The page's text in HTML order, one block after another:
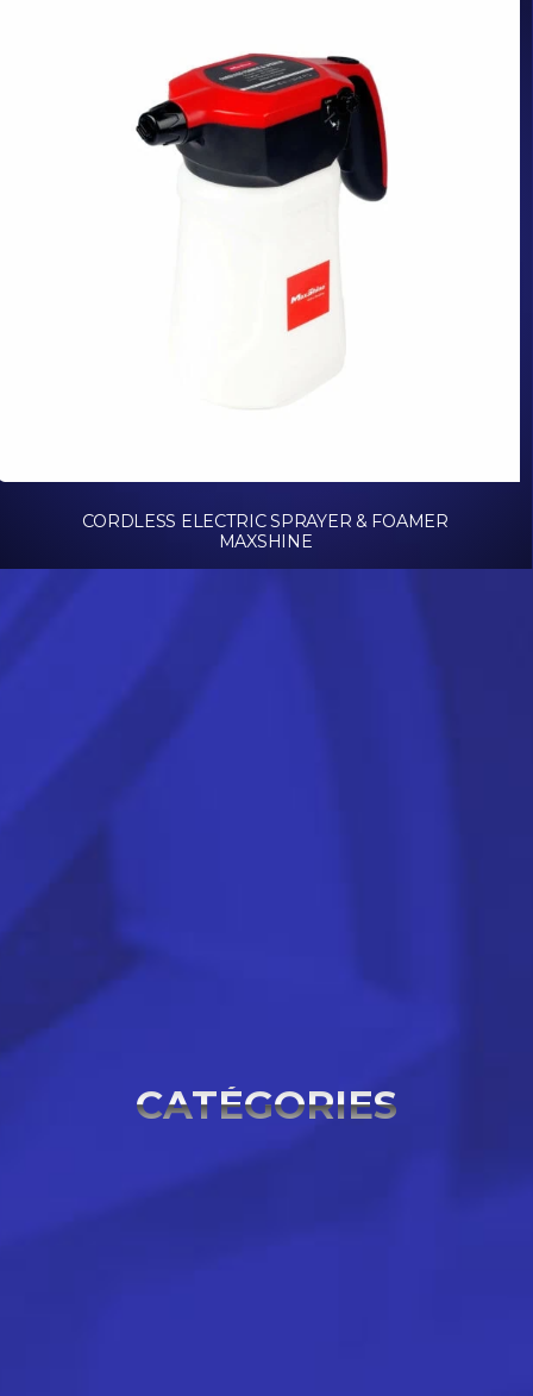
CORDLESS ELECTRIC SPRAYER & FOAMER
MAXSHINE
CATÉGORIES